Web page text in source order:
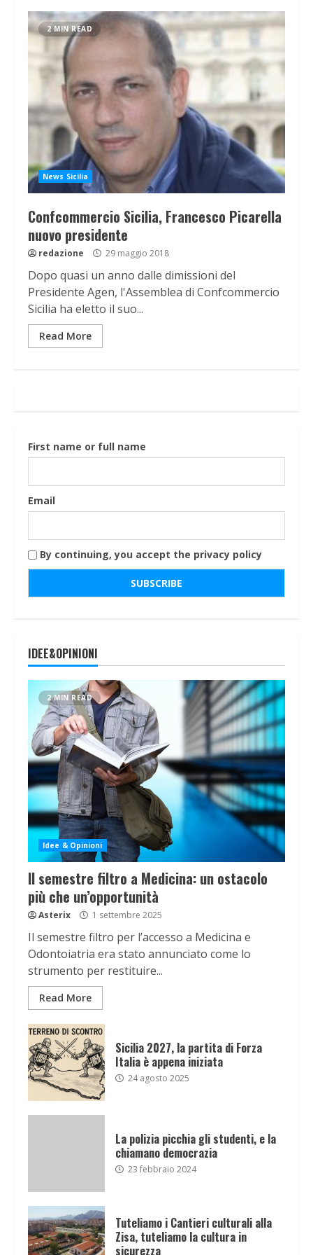
2 MIN READ
News Sicilia
Confcommercio Sicilia, Francesco Picarella
nuovo presidente
redazione 29 maggio 2018
Dopo quasi un anno dalle dimissioni del
Presidente Agen, l'Assemblea di Confcommercio
Sicilia ha eletto il suo...
Read More
First name or full name
Email
By continuing, you accept the privacy policy
IDEE&OPINIONI
2 MIN READ
Idee & Opinioni
Il semestre filtro a Medicina: un ostacolo
più che un’opportunità
Asterix 1 settembre 2025
Il semestre filtro per l’accesso a Medicina e
Odontoiatria era stato annunciato come lo
strumento per restituire...
Read More
Sicilia 2027, la partita di Forza
Italia è appena iniziata
24 agosto 2025
La polizia picchia gli studenti, e la
chiamano democrazia
23 febbraio 2024
Tuteliamo i Cantieri culturali alla
Zisa, tuteliamo la cultura in
sicurezza